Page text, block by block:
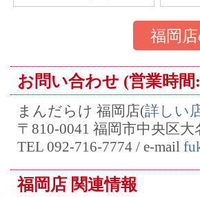
福岡
お問い合わせ (営業時間
まんだらけ 福岡店(詳しい
〒810-0041 福岡市中央区
TEL 092-716-7774 / e-mail
福岡店 関連情報